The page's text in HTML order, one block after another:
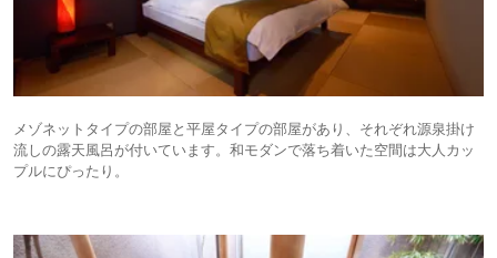
メゾネットタイプの部屋と平屋タイプの部屋があり、それぞれ源泉掛け
流しの露天風呂が付いています。和モダンで落ち着いた空間は大人カッ
プルにぴったり。